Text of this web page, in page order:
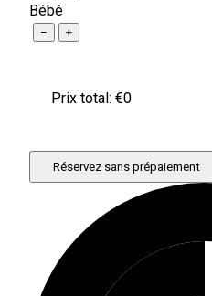
Bébé
− +
Prix ​​total: €0
Réservez sans prépaiement